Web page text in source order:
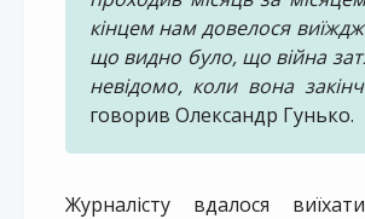
кінцем нам довелося
що видно було, що війна
невідомо, коли вона
говорив Олександр Гунько.
Журналісту вдалося